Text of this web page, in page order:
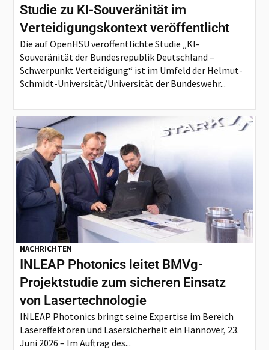
Studie zu KI-Souveränität im
Verteidigungskontext veröffentlicht
Die auf OpenHSU veröffentlichte Studie „KI-
Souveränität der Bundesrepublik Deutschland –
Schwerpunkt Verteidigung“ ist im Umfeld der Helmut-
Schmidt-Universität/Universität der Bundeswehr...
NACHRICHTEN
INLEAP Photonics leitet BMVg-
Projektstudie zum sicheren Einsatz
von Lasertechnologie
INLEAP Photonics bringt seine Expertise im Bereich
Lasereffektoren und Lasersicherheit ein Hannover, 23.
Juni 2026 – Im Auftrag des...